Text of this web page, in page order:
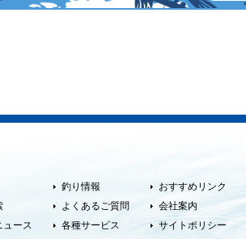
ュース
釣り情報
よくあるご質問
各種サービス
おすすめリンク
会社案内
サイトポリシー